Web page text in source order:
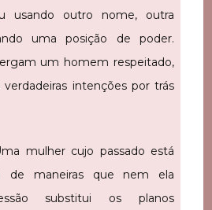
usando outro nome, outra
uma posição de poder.
um homem respeitado,
intenções por trás
mulher cujo passado está
de maneiras que nem ela
substitui os planos